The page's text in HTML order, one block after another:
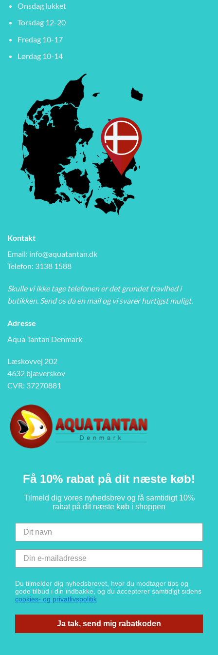
Onsdag lukket
Torsdag 12-20
Fredag 10-17
Lørdag 10-14
Kontakt
Email: info@aquatantan.dk
Telefon: 3138 1588
Skulle vi ikke tage telefonen er det grundet travlhed i
butikken. Send os da en mail og vi svarer hurtigst muligt.
Adresse
Aqua Tantan Denmark
Læskovvej 202
4632 bjæverskov
CVR: 37270881
Få 10% rabat på dit næste køb!
Tilmeld dig vores nyhedsbrev og få samtidigt 10%
rabat på dit næste køb i shoppen
Du tilmelder dig nyhedsbrevet, hvor du modtager tips og
gode tilbud i din indbakke, og du accepterer samtidigt sidens
cookies- og privatlivspolitik
Ja tak, send mig rabatkoden